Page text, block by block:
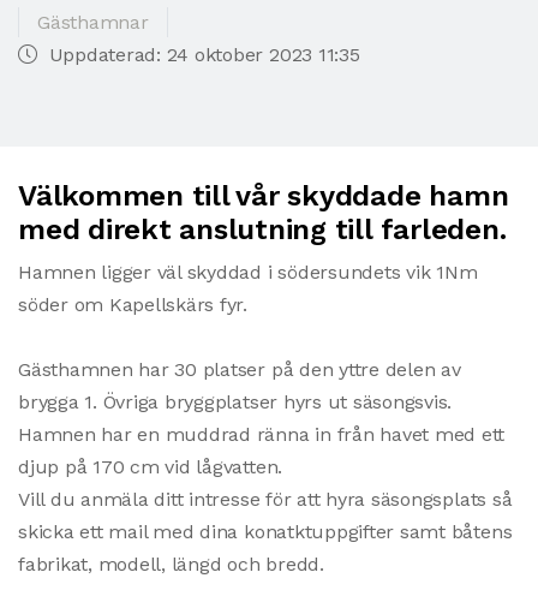
Gästhamnar
Uppdaterad: 24 oktober 2023 11:35
Välkommen till vår skyddade hamn
med direkt anslutning till farleden.
Hamnen ligger väl skyddad i södersundets vik 1Nm
söder om Kapellskärs fyr.
Gästhamnen har 30 platser på den yttre delen av
brygga 1. Övriga bryggplatser hyrs ut säsongsvis.
Hamnen har en muddrad ränna in från havet med ett
djup på 170 cm vid lågvatten.
Vill du anmäla ditt intresse för att hyra säsongsplats så
skicka ett mail med dina konatktuppgifter samt båtens
fabrikat, modell, längd och bredd.